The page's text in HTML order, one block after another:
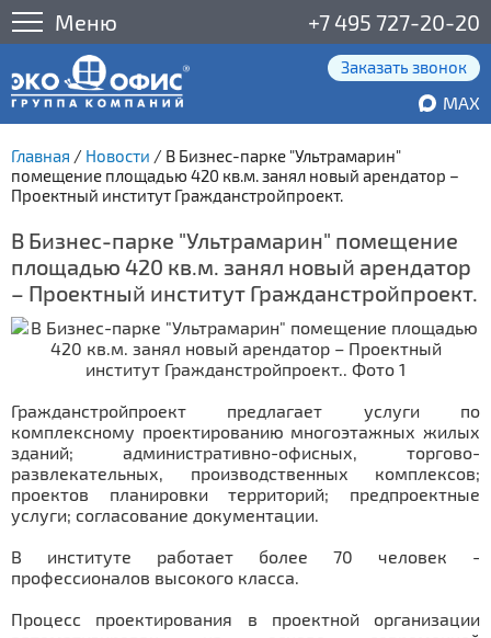
Меню +7 495 727-20-20
Заказать звонок
MAX
Главная / Новости / В Бизнес-парке "Ультрамарин"
помещение площадью 420 кв.м. занял новый арендатор –
Проектный институт Гражданстройпроект.
В Бизнес-парке "Ультрамарин" помещение
площадью 420 кв.м. занял новый арендатор
– Проектный институт Гражданстройпроект.
Гражданстройпроект предлагает услуги по
комплексному проектированию многоэтажных жилых
зданий; административно-офисных, торгово-
развлекательных, производственных комплексов;
проектов планировки территорий; предпроектные
услуги; согласование документации.
В институте работает более 70 человек -
профессионалов высокого класса.
Процесс проектирования в проектной организации